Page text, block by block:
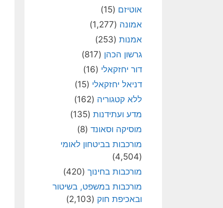
אוטיזם (15)
אמונה (1,277)
אמנות (253)
גרשון הכהן (817)
דור יחזקאלי (16)
דניאל יחזקאלי (15)
ללא קטגוריה (162)
מדע ועתידנות (135)
מוסיקה וסאונד (8)
מורכבות בביטחון לאומי
(4,504)
מורכבות בחינוך (420)
מורכבות במשפט, בשיטור
ובאכיפת חוק (2,103)